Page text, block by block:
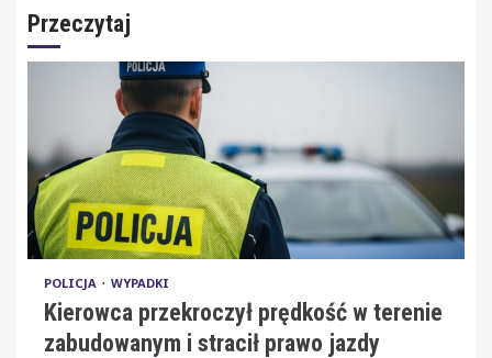
Przeczytaj
POLICJA WYPADKI
Kierowca przekroczył prędkość w terenie
zabudowanym i stracił prawo jazdy